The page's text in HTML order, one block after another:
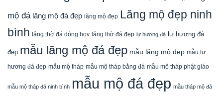
mộ đá lăng mộ đá đẹp lăng mộ đẹp Lăng mộ đẹp ninh
bình lăng thờ đá dòng họv lăng thờ đá đẹp lư hương đá lư hương đá
đẹp mẫu lăng mộ đá đẹp mẫu lăng mộ đẹp mẫu lư
hương đá đẹp mẫu mộ tháp mẫu mộ tháp bằng đá mẫu mộ tháp phật giáo
mẫu mộ tháp đá ninh bình mẫu mộ đá đẹp mẫu tháp mộ đá